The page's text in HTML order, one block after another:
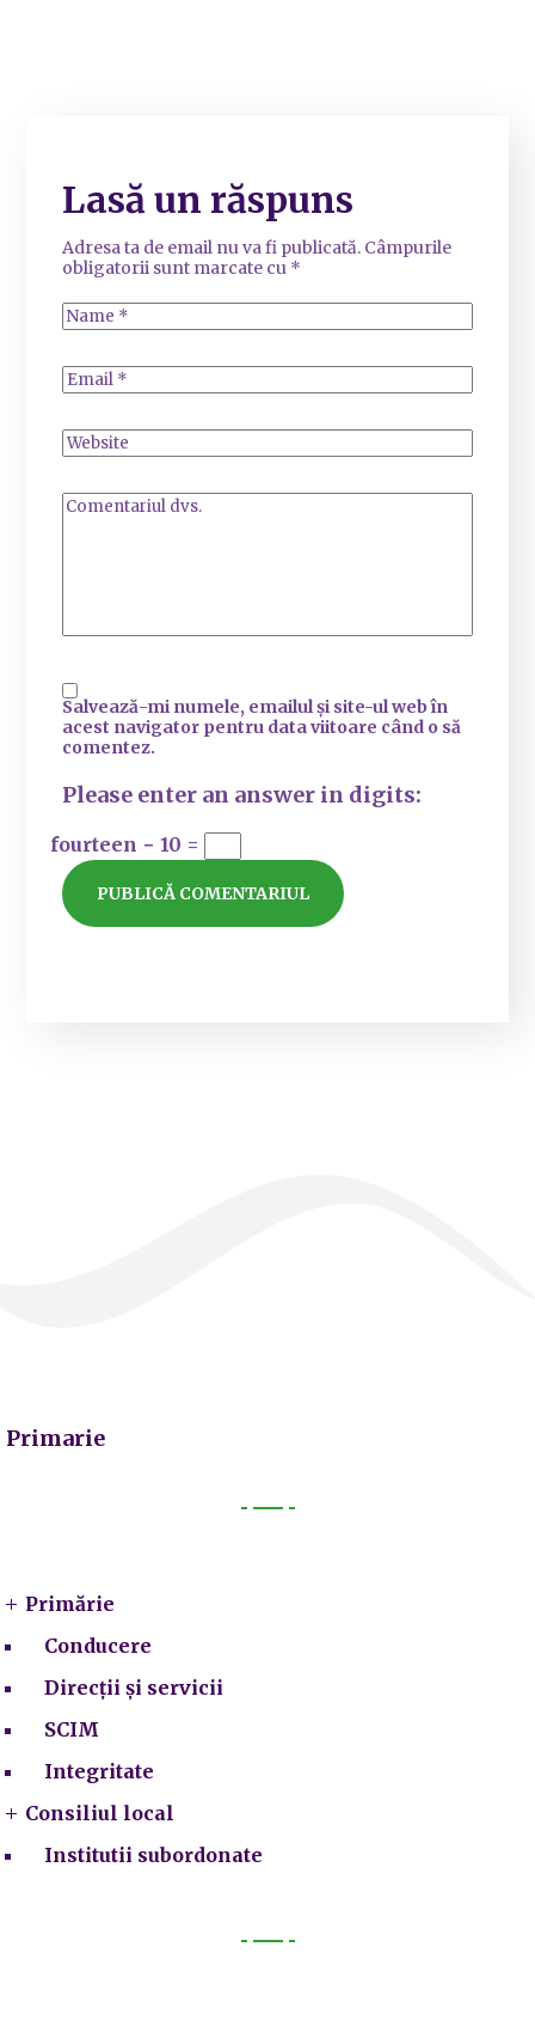
Lasă un răspuns
Adresa ta de email nu va fi publicată. Câmpurile
obligatorii sunt marcate cu *
Salvează-mi numele, emailul și site-ul web în
acest navigator pentru data viitoare când o să
comentez.
Please enter an answer in digits:
fourteen − 10 =
Primarie
Primărie
Conducere
Direcții și servicii
SCIM
Integritate
Consiliul local
Institutii subordonate